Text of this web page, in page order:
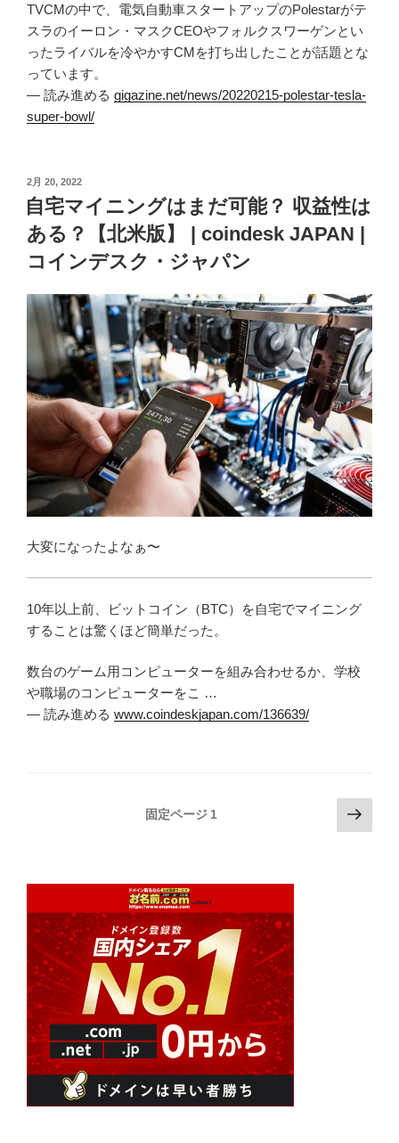
TVCMの中で、電気自動車スタートアップのPolestarがテ
スラのイーロン・マスクCEOやフォルクスワーゲンとい
ったライバルを冷やかすCMを打ち出したことが話題とな
っています。
— 読み進める gigazine.net/news/20220215-polestar-tesla-
super-bowl/
投
稿
日:
2月 20, 2022
自宅マイニングはまだ可能？ 収益性は
ある？【北米版】 | coindesk JAPAN |
コインデスク・ジャパン
大変になったよなぁ〜
10年以上前、ビットコイン（BTC）を自宅でマイニング
することは驚くほど簡単だった。
数台のゲーム用コンピューターを組み合わせるか、学校
や職場のコンピューターをこ …
— 読み進める www.coindeskjapan.com/136639/
ペ
ー
ジ
送
り
固定ページ 1
次
の